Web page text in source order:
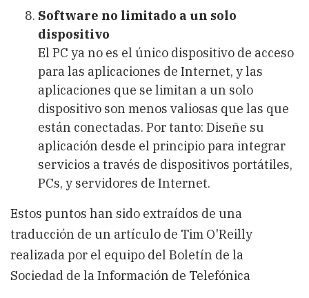
Software no limitado a un solo
dispositivo
El PC ya no es el único dispositivo de acceso
para las aplicaciones de Internet, y las
aplicaciones que se limitan a un solo
dispositivo son menos valiosas que las que
están conectadas. Por tanto: Diseñe su
aplicación desde el principio para integrar
servicios a través de dispositivos portátiles,
PCs, y servidores de Internet.
Estos puntos han sido extraídos de una
traducción de un artículo de Tim O'Reilly
realizada por el equipo del Boletín de la
Sociedad de la Información de Telefónica